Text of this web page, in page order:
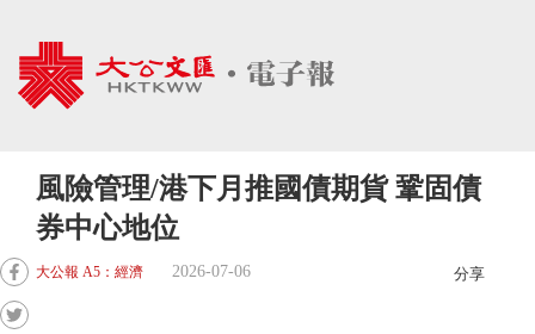
風險管理/港下月推國債期貨 鞏固債
券中心地位
大公報 A5：經濟 2026-07-06 分享